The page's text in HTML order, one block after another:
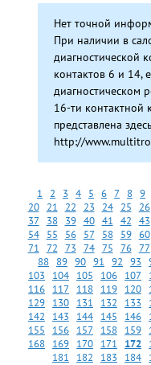
Нет точной
При наличии в
диагностической
контактов 6 и 14,
диагностическом
16-ти контактной
представлена
http://
1 2 3 4 5 6 7 8 9
20
21 22 23 24 25 26
37
38 39 40 41 42 43
54
55 56 57 58 59 60
71 72 73 74 75 76 77
88 89 90 91 92 93
103
104 105 106 107
116 117 118 119 120
129 130 131 132 133
142
143 144 145 146
155
156 157 158 159
168 169 170 171 172
181
182 183 184